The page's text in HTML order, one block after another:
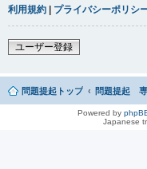
利用規約 | プライバシーポリシ
ユーザー登録
問題提起トップ 問題提起
Powered by
Japanese